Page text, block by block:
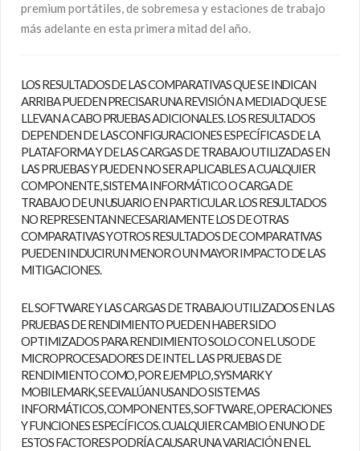
premium portátiles, de sobremesa y estaciones de trabajo
más adelante en esta primera mitad del año.
LOS RESULTADOS DE LAS COMPARATIVAS QUE SE INDICAN
ARRIBA PUEDEN PRECISAR UNA REVISIÓN A MEDIAD QUE SE
LLEVAN A CABO PRUEBAS ADICIONALES. LOS RESULTADOS
DEPENDEN DE LAS CONFIGURACIONES ESPECÍFICAS DE LA
PLATAFORMA Y DE LAS CARGAS DE TRABAJO UTILIZADAS EN
LAS PRUEBAS Y PUEDEN NO SER APLICABLES A CUALQUIER
COMPONENTE, SISTEMA INFORMÁTICO O CARGA DE
TRABAJO DE UN USUARIO EN PARTICULAR. LOS RESULTADOS
NO REPRESENTAN NECESARIAMENTE LOS DE OTRAS
COMPARATIVAS Y OTROS RESULTADOS DE COMPARATIVAS
PUEDEN INDUCIR UN MENOR O UN MAYOR IMPACTO DE LAS
MITIGACIONES.
EL SOFTWARE Y LAS CARGAS DE TRABAJO UTILIZADOS EN LAS
PRUEBAS DE RENDIMIENTO PUEDEN HABER SIDO
OPTIMIZADOS PARA RENDIMIENTO SOLO CON EL USO DE
MICROPROCESADORES DE INTEL. LAS PRUEBAS DE
RENDIMIENTO COMO, POR EJEMPLO, SYSMARK Y
MOBILEMARK, SE EVALÚAN USANDO SISTEMAS
INFORMÁTICOS, COMPONENTES, SOFTWARE, OPERACIONES
Y FUNCIONES ESPECÍFICOS. CUALQUIER CAMBIO EN UNO DE
ESTOS FACTORES PODRÍA CAUSAR UNA VARIACIÓN EN EL